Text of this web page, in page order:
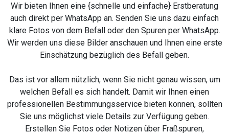
Wir bieten Ihnen eine {schnelle und einfache} Erstberatung
auch direkt per WhatsApp an. Senden Sie uns dazu einfach
klare Fotos von dem Befall oder den Spuren per WhatsApp.
Wir werden uns diese Bilder anschauen und Ihnen eine erste
Einschätzung bezüglich des Befall geben.
Das ist vor allem nützlich, wenn Sie nicht genau wissen, um
welchen Befall es sich handelt. Damit wir Ihnen einen
professionellen Bestimmungsservice bieten können, sollten
Sie uns möglichst viele Details zur Verfügung geben.
Erstellen Sie Fotos oder Notizen über Fraßspuren,